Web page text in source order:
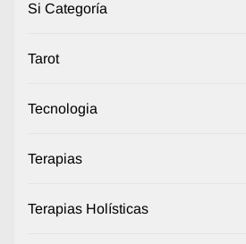
Si Categoría
Tarot
Tecnologia
Terapias
Terapias Holísticas